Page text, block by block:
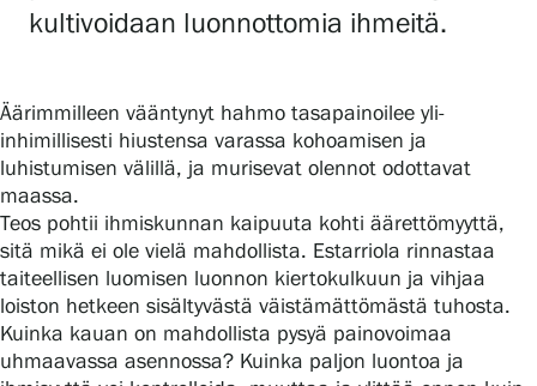
Serlachius Taidesauna
Serlachius Art & Sauna Express
Medialle
Vastuullisuus
Esteettömyys
kultivoidaan luonnottomia ihmeitä.
Äärimmilleen vääntynyt hahmo tasapainoilee yli-
inhimillisesti hiustensa varassa kohoamisen ja
luhistumisen välillä, ja murisevat olennot odottavat
maassa.
Teos pohtii ihmiskunnan kaipuuta kohti äärettömyyttä,
sitä mikä ei ole vielä mahdollista. Estarriola rinnastaa
taiteellisen luomisen luonnon kiertokulkuun ja vihjaa
loiston hetkeen sisältyvästä väistämättömästä tuhosta.
Kuinka kauan on mahdollista pysyä painovoimaa
uhmaavassa asennossa? Kuinka paljon luontoa ja